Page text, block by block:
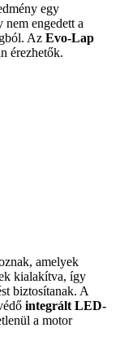
egy
nem engedett a
Az Evo-Lap
érezhetők.
amelyek
kialakítva, így
biztosítanak. A
integrált LED-
a motor